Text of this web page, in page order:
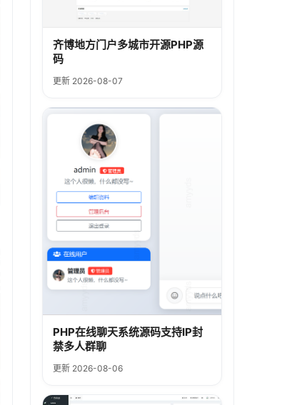
齐博地方门户多城市开源PHP源
码
更新 2026-08-07
PHP在线聊天系统源码支持IP封
禁多人群聊
更新 2026-08-06